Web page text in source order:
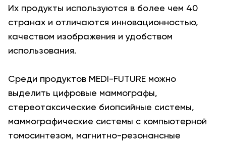
Их продукты используются в более чем 40
странах и отличаются инновационностью,
качеством изображения и удобством
использования.
Среди продуктов MEDI-FUTURE можно
выделить цифровые маммографы,
стереотаксические биопсийные системы,
маммографические системы с компьютерной
томосинтезом, магнитно-резонансные